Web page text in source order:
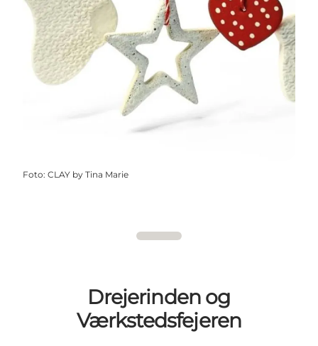
Foto: CLAY by Tina Marie
Drejerinden og
Værkstedsfejeren